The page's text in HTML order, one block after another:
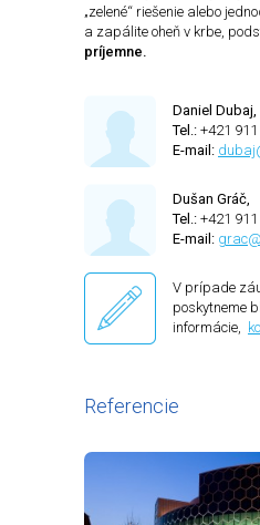
„zelené“ riešenie alebo
a zapálite oheň v krbe,
príjemne.
Daniel Dubaj,
Tel.: +421
E-mail:
Dušan Gráč,
Tel.: +421
E-mail:
V prípade
poskytneme
informácie,
Referencie